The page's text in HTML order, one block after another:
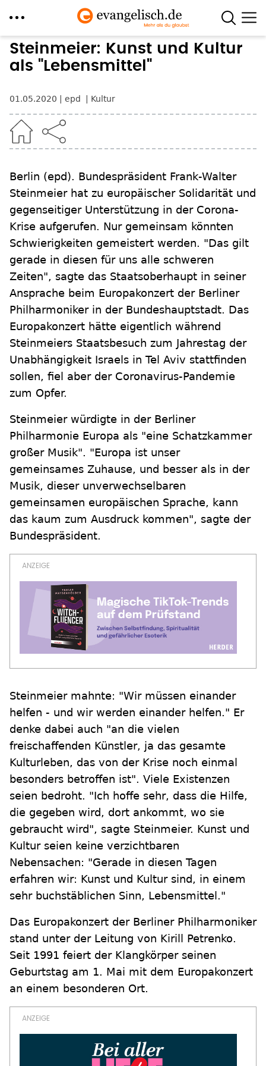
Direkt
zum
Steinmeier: Kunst und Kultur
als "Lebensmittel"
01.05.2020 epd Kultur
Berlin (epd). Bundespräsident Frank-Walter
Steinmeier hat zu europäischer Solidarität und
gegenseitiger Unterstützung in der Corona-
Krise aufgerufen. Nur gemeinsam könnten
Schwierigkeiten gemeistert werden. "Das gilt
gerade in diesen für uns alle schweren
Zeiten", sagte das Staatsoberhaupt in seiner
Ansprache beim Europakonzert der Berliner
Philharmoniker in der Bundeshauptstadt. Das
Europakonzert hätte eigentlich während
Steinmeiers Staatsbesuch zum Jahrestag der
Unabhängigkeit Israels in Tel Aviv stattfinden
sollen, fiel aber der Coronavirus-Pandemie
zum Opfer.
Steinmeier würdigte in der Berliner
Philharmonie Europa als "eine Schatzkammer
großer Musik". "Europa ist unser
gemeinsames Zuhause, und besser als in der
Musik, dieser unverwechselbaren
gemeinsamen europäischen Sprache, kann
das kaum zum Ausdruck kommen", sagte der
Bundespräsident.
Steinmeier mahnte: "Wir müssen einander
helfen - und wir werden einander helfen." Er
denke dabei auch "an die vielen
freischaffenden Künstler, ja das gesamte
Kulturleben, das von der Krise noch einmal
besonders betroffen ist". Viele Existenzen
seien bedroht. "Ich hoffe sehr, dass die Hilfe,
die gegeben wird, dort ankommt, wo sie
gebraucht wird", sagte Steinmeier. Kunst und
Kultur seien keine verzichtbaren
Nebensachen: "Gerade in diesen Tagen
erfahren wir: Kunst und Kultur sind, in einem
sehr buchstäblichen Sinn, Lebensmittel."
Das Europakonzert der Berliner Philharmoniker
stand unter der Leitung von Kirill Petrenko.
Seit 1991 feiert der Klangkörper seinen
Geburtstag am 1. Mai mit dem Europakonzert
an einem besonderen Ort.